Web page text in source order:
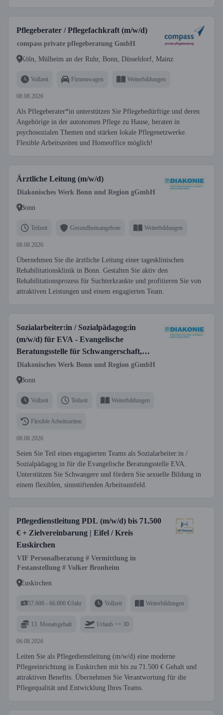
Pflegeberater / Pflegefachkraft (m/w/d)
compass private pflegeberatung GmbH
Köln, Mülheim an der Ruhr, Bonn, Düsseldorf, Mainz
Vollzeit Firmenwagen Weiterbildungen
08.08.2026
Als Pflegeberater*in unterstützen Sie Pflegebedürftige und deren
Angehörige in der autonomen Pflege zu Hause, beraten in
psychosozialen Themen und stärken lokale Pflegenetzwerke.
Flexible Arbeitszeiten und Homeoffice möglich!
Ärztliche Leitung (m/w/d)
Diakonisches Werk Bonn und Region gGmbH
Bonn
Teilzeit Gesundheitsangebote Weiterbildungen
08.08.2026
Übernehmen Sie die ärztliche Leitung einer tagesklinischen
Rehabilitationsklinik in Bonn. Gestalten Sie aktiv den
Rehabilitationsprozess für Suchterkrankte und profitieren Sie von
attraktiven Leistungen und einem engagierten Team.
Sozialarbeiter:in / Sozialpädagog:in
(m/w/d) für EVA - Evangelische
Beratungsstelle für Schwangerschaft,
Sexualität und Pränataldiagnostik
Diakonisches Werk Bonn und Region gGmbH
Bonn
Vollzeit Teilzeit Weiterbildungen
Flexible Arbeitszeiten
08.08.2026
Seien Sie Teil eines engagierten Teams als Sozialarbeiter:in /
Sozialpädagog:in für die Evangelische Beratungsstelle EVA.
Unterstützen Sie Schwangere und fördern Sie sexuelle Bildung in
einem flexiblen, sinnstiftenden Arbeitsumfeld.
Pflegedienstleitung PDL (m/w/d) bis 71.500
€ + Zielvereinbarung | Eifel / Kreis
Euskirchen
VIF Personalberatung # Vermittlung in
Festanstellung # Volker Bronheim
Euskirchen
57.600 - 66.000 €/Jahr Vollzeit Weiterbildungen
13. Monatsgehalt Urlaub >= 30
06.08.2026
Leiten Sie als Pflegedienstleitung (m/w/d) eine moderne
Pflegeeinrichtung in Euskirchen mit bis zu 71.500 € Gehalt und
attraktiven Benefits. Übernehmen Sie Verantwortung für die
Pflegequalität und Entwicklung Ihres Teams.